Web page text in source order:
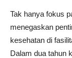
Tak hanya fokus
menegaskan
kesehatan di
Dalam dua tahun